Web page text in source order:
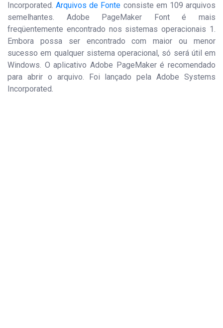
Incorporated.Arquivos de Fonte consiste em 109 arquivos
semelhantes. Adobe PageMaker Font é mais
freqüentemente encontrado nos sistemas operacionais 1.
Embora possa ser encontrado com maior ou menor
sucesso em qualquer sistema operacional, só será útil em
Windows. O aplicativo Adobe PageMaker é recomendado
para abrir o arquivo. Foi lançado pela Adobe Systems
Incorporated.